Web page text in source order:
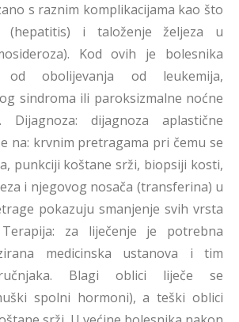
s raznim komplikacijama kao što
i taloženje željeza u
Kod ovih je bolesnika
obolijevanja od leukemija,
sindroma ili paroksizmalne noćne
Dijagnoza: dijagnoza aplastične
na: krvnim pretragama pri čemu se
punkciji koštane srži, biopsiji kosti,
i njegovog nosača (transferina) u
pokazuju smanjenje svih vrsta
za liječenje je potrebna
medicinska ustanova i tim
Blagi oblici liječe se
spolni hormoni), a teški oblici